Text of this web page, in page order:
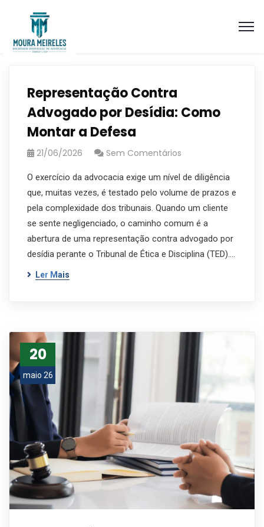
Representação Contra
Advogado por Desídia: Como
Montar a Defesa
21/06/2026 Sem Comentários
O exercício da advocacia exige um nível de diligência
que, muitas vezes, é testado pelo volume de prazos e
pela complexidade dos tribunais. Quando um cliente
se sente negligenciado, o caminho comum é a
abertura de uma representação contra advogado por
desídia perante o Tribunal de Ética e Disciplina (TED).…
Ler Mais
20
maio 26